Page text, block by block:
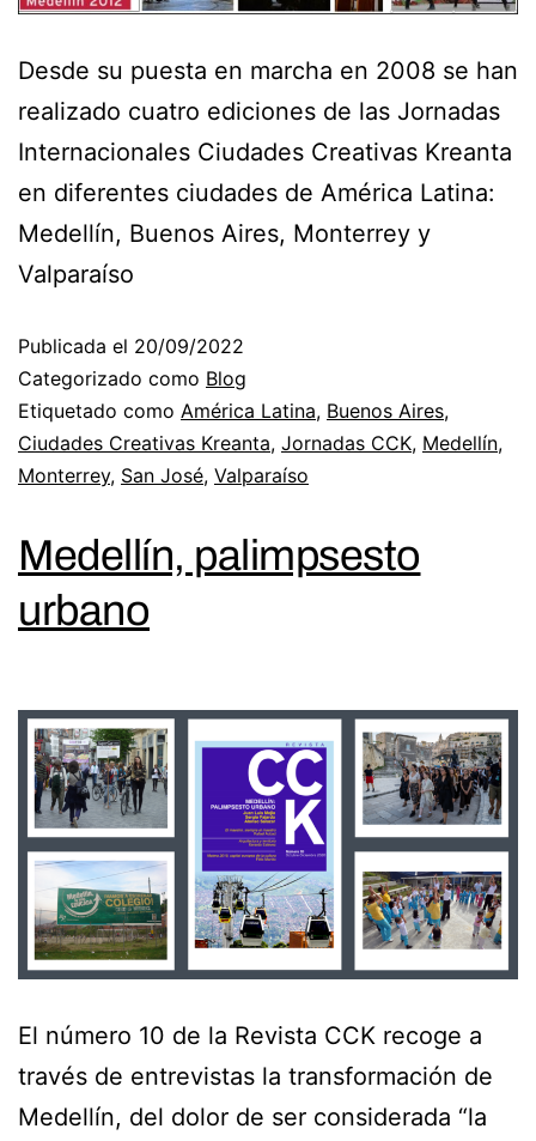
Desde su puesta en marcha en 2008 se han
realizado cuatro ediciones de las Jornadas
Internacionales Ciudades Creativas Kreanta
en diferentes ciudades de América Latina:
Medellín, Buenos Aires, Monterrey y
Valparaíso
Publicada el 20/09/2022
Categorizado como Blog
Etiquetado como América Latina, Buenos Aires,
Ciudades Creativas Kreanta, Jornadas CCK, Medellín,
Monterrey, San José, Valparaíso
Medellín, palimpsesto
urbano
El número 10 de la Revista CCK recoge a
través de entrevistas la transformación de
Medellín, del dolor de ser considerada “la